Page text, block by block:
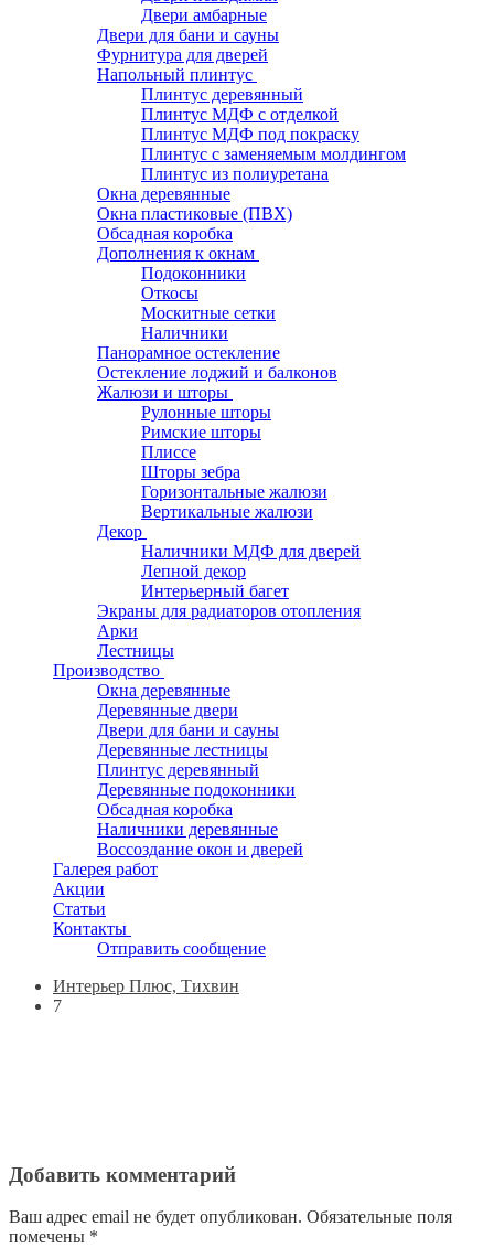
Двери амбарные
Двери для бани и сауны
Фурнитура для дверей
Напольный плинтус
Плинтус деревянный
Плинтус МДФ с отделкой
Плинтус МДФ под покраску
Плинтус с заменяемым молдингом
Плинтус из полиуретана
Окна деревянные
Окна пластиковые (ПВХ)
Обсадная коробка
Дополнения к окнам
Подоконники
Откосы
Москитные сетки
Наличники
Панорамное остекление
Остекление лоджий и балконов
Жалюзи и шторы
Рулонные шторы
Римские шторы
Плиссе
Шторы зебра
Горизонтальные жалюзи
Вертикальные жалюзи
Декор
Наличники МДФ для дверей
Лепной декор
Интерьерный багет
Экраны для радиаторов отопления
Арки
Лестницы
Производство
Окна деревянные
Деревянные двери
Двери для бани и сауны
Деревянные лестницы
Плинтус деревянный
Деревянные подоконники
Обсадная коробка
Наличники деревянные
Воссоздание окон и дверей
Галерея работ
Акции
Статьи
Контакты
Отправить сообщение
Интерьер Плюс, Тихвин
7
Добавить комментарий
Ваш адрес email не будет опубликован. Обязательные поля
помечены *